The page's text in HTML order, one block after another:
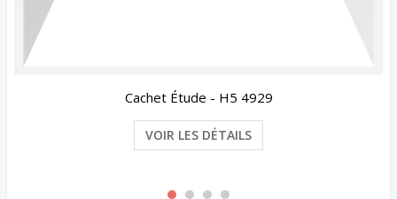
Cachet Étude - H5 4929
VOIR LES DÉTAILS